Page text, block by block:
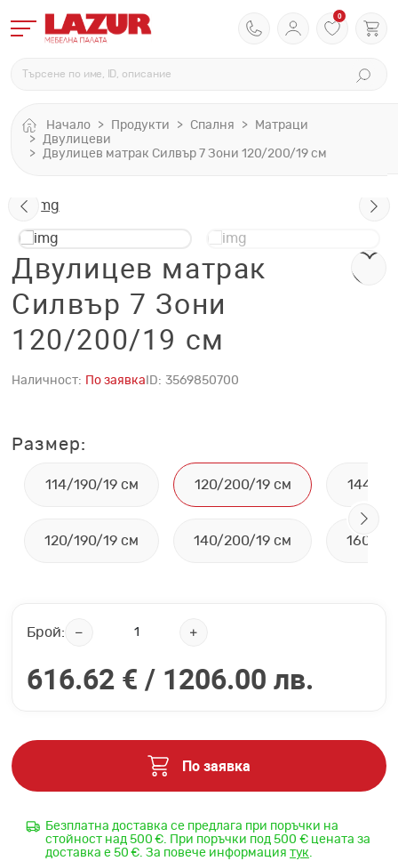
0
Начало Продукти Спалня
Матраци
Двулицеви
Двулицев матрак Силвър 7 Зони 120/200/19 см
Двулицев матрак
Силвър 7 Зони
120/200/19 см
Наличност: По заявка ID: 3569850700
Размер:
114/190/19 см
120/190/19 см
120/200/19 см
140/200/19 см
144/
160/
Брой:
616.62 € / 1206.00 лв.
По заявка
Безплатна доставка се предлага при поръчки на
стойност над 500 €. При поръчки под 500 € цената за
доставка е 50 €. За повече информация тук.